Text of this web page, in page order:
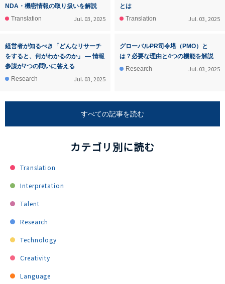
NDA・機密情報の取り扱いを解説
Translation
Jul. 03, 2025
とは
Translation
Jul. 03, 2025
経営者が知るべき「どんなリサーチ
をすると、何がわかるのか」 ― 情報
参謀が7つの問いに答える
Research
Jul. 03, 2025
グローバルPR司令塔（PMO）と
は？必要な理由と4つの機能を解説
Research
Jul. 03, 2025
すべての記事を読む
カテゴリ別に読む
Translation
Interpretation
Talent
Research
Technology
Creativity
Language